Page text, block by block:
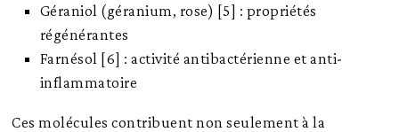
Géraniol (géranium, rose) [5] : propriétés
régénérantes
Farnésol [6] : activité antibactérienne et anti-
inflammatoire
Ces molécules contribuent non seulement à la